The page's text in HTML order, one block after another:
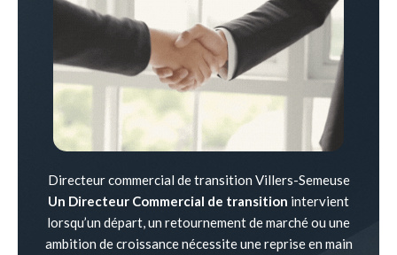
Directeur commercial de transition Villers-Semeuse
Un Directeur Commercial de transition intervient
lorsqu’un départ, un retournement de marché ou une
ambition de croissance nécessite une reprise en main